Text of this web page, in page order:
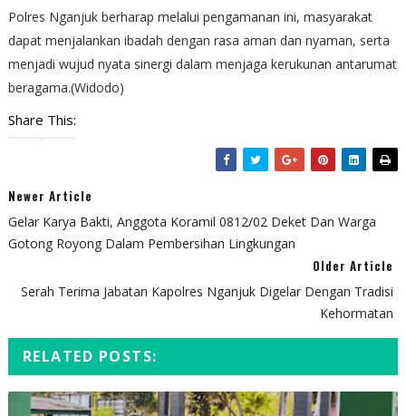
Polres Nganjuk berharap melalui pengamanan ini, masyarakat
dapat menjalankan ibadah dengan rasa aman dan nyaman, serta
menjadi wujud nyata sinergi dalam menjaga kerukunan antarumat
beragama.(Widodo)
Share This:
Newer Article
Gelar Karya Bakti, Anggota Koramil 0812/02 Deket Dan Warga
Gotong Royong Dalam Pembersihan Lingkungan
Older Article
Serah Terima Jabatan Kapolres Nganjuk Digelar Dengan Tradisi
Kehormatan
RELATED POSTS: